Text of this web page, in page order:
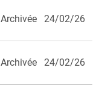
Archivée 24/02/26
Archivée 24/02/26